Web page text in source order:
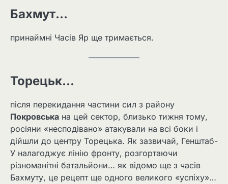
Бахмут…
принаймні Часів Яр ще тримається.
Торецьк…
після перекидання частини сил з району
Покровська на цей сектор, близько тижня тому,
росіяни «несподівано» атакували на всі боки і
дійшли до центру Торецька. Як зазвичай, Генштаб-
У налагоджує лінію фронту, розгортаючи
різноманітні батальйони… як відомо ще з часів
Бахмуту, це рецепт ще одного великого «успіху»…